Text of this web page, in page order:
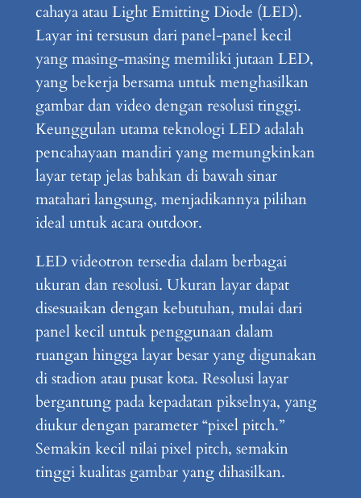
cahaya atau Light Emitting Diode (LED).
Layar ini tersusun dari panel-panel kecil
yang masing-masing memiliki jutaan LED,
yang bekerja bersama untuk menghasilkan
gambar dan video dengan resolusi tinggi.
Keunggulan utama teknologi LED adalah
pencahayaan mandiri yang memungkinkan
layar tetap jelas bahkan di bawah sinar
matahari langsung, menjadikannya pilihan
ideal untuk acara outdoor.
LED videotron tersedia dalam berbagai
ukuran dan resolusi. Ukuran layar dapat
disesuaikan dengan kebutuhan, mulai dari
panel kecil untuk penggunaan dalam
ruangan hingga layar besar yang digunakan
di stadion atau pusat kota. Resolusi layar
bergantung pada kepadatan pikselnya, yang
diukur dengan parameter “pixel pitch.”
Semakin kecil nilai pixel pitch, semakin
tinggi kualitas gambar yang dihasilkan.